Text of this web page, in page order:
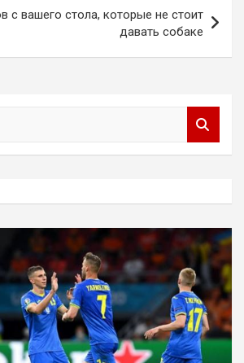
с вашего стола, которые не стоит
давать собаке